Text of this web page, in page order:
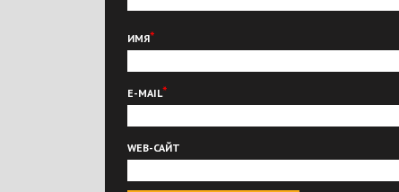
ИМЯ*
E-MAIL*
WEB-САЙТ